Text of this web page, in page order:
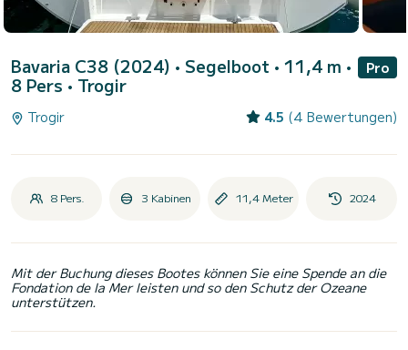
Bavaria C38 (2024) • Segelboot • 11,4 m •
8 Pers • Trogir
Pro
Trogir 4.5 (4 Bewertungen)
8 Pers. 3 Kabinen 11,4 Meter 2024
Mit der Buchung dieses Bootes können Sie eine Spende an die
Fondation de la Mer leisten und so den Schutz der Ozeane
unterstützen.